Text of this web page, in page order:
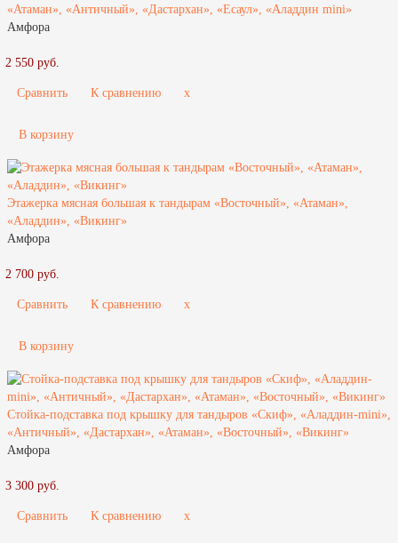
«Атаман», «Античный», «Дастархан», «Есаул», «Аладдин mini»
Амфора
2 550 руб.
Сравнить К сравнению x
В корзину
Этажерка мясная большая к тандырам «Восточный», «Атаман»,
«Аладдин», «Викинг»
Амфора
2 700 руб.
Сравнить К сравнению x
В корзину
Стойка-подставка под крышку для тандыров «Скиф», «Аладдин-mini»,
«Античный», «Дастархан», «Атаман», «Восточный», «Викинг»
Амфора
3 300 руб.
Сравнить К сравнению x